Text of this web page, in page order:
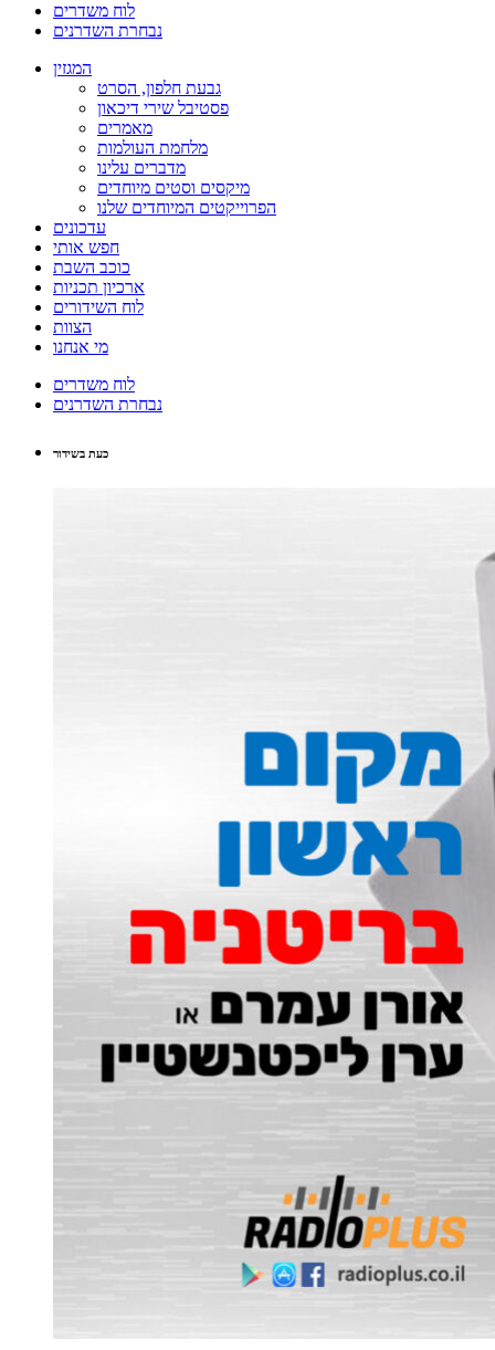
לוח משדרים
נבחרת השדרנים
המגזין
גבעת חלפון, הסרט
פסטיבל שירי דיכאון
מאמרים
מלחמת העולמות
מדברים עלינו
מיקסים וסטים מיוחדים
הפרוייקטים המיוחדים שלנו
עדכונים
חפש אותי
כוכב השבת
ארכיון תכניות
לוח השידורים
הצוות
מי אנחנו
לוח משדרים
נבחרת השדרנים
כעת בשידור